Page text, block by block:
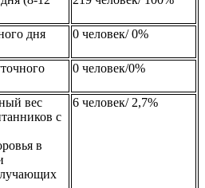
дня
0 человек/ 0%
0 человек/0%
вес
с
в
6 человек/ 2,7%